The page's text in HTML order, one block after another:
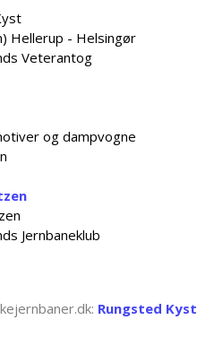
Hellerup - Helsingør
Veterantog
og dampvogne
Jernbaneklub
Rungsted Kyst